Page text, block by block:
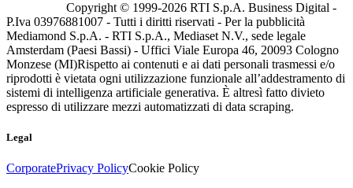
Copyright © 1999-2026 RTI S.p.A. Business Digital -
P.Iva 03976881007 - Tutti i diritti riservati - Per la pubblicità
Mediamond S.p.A. - RTI S.p.A., Mediaset N.V., sede legale
Amsterdam (Paesi Bassi) - Uffici Viale Europa 46, 20093 Cologno
Monzese (MI)Rispetto ai contenuti e ai dati personali trasmessi e/o
riprodotti è vietata ogni utilizzazione funzionale all’addestramento di
sistemi di intelligenza artificiale generativa. È altresì fatto divieto
espresso di utilizzare mezzi automatizzati di data scraping.
Legal
CorporatePrivacy PolicyCookie Policy